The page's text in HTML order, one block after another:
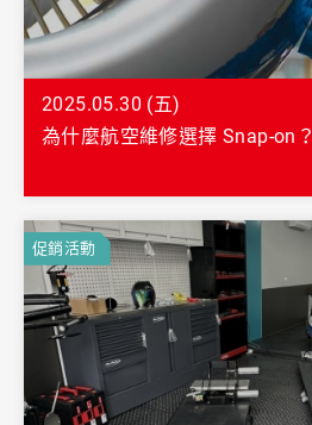
2025.05.30 (五)
為什麼航空維修選擇 Snap-on？
促銷活動